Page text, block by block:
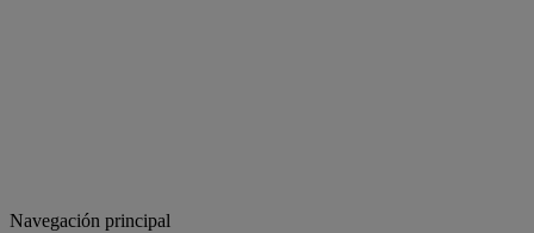
Navegación principal